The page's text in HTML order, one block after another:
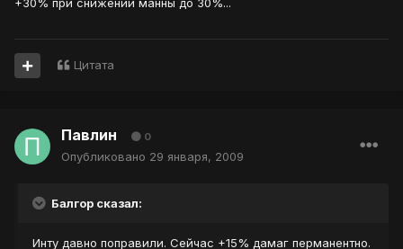
+30% при снижении манны до 30%...
Цитата
Павлин 0
Опубликовано 29 января, 2009
Балгор сказал:
Инту давно поправили. Сейчас +15% дамаг перманентно.